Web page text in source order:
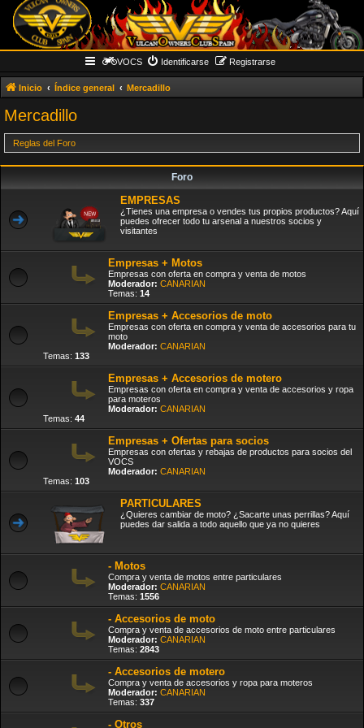
VOCS Identificarse Registrarse
Inicio Índice general Mercadillo
Mercadillo
Reglas del Foro
Foro
EMPRESAS
¿Tienes una empresa o vendes tus propios productos? Aquí
puedes ofrecer todo tu arsenal a nuestros socios y
visitantes
Empresas + Motos
Empresas con oferta en compra y venta de motos
Moderador: CANARIAN
Temas: 14
Empresas + Accesorios de moto
Empresas con oferta en compra y venta de accesorios para tu
moto
Moderador: CANARIAN
Temas: 133
Empresas + Accesorios de motero
Empresas con oferta en compra y venta de accesorios y ropa
para moteros
Moderador: CANARIAN
Temas: 44
Empresas + Ofertas para socios
Empresas con ofertas y rebajas de productos para socios del
VOCS
Moderador: CANARIAN
Temas: 103
PARTICULARES
¿Quieres cambiar de moto? ¿Sacarte unas perrillas? Aquí
puedes dar salida a todo aquello que ya no quieres
- Motos
Compra y venta de motos entre particulares
Moderador: CANARIAN
Temas: 1556
- Accesorios de moto
Compra y venta de accesorios de moto entre particulares
Moderador: CANARIAN
Temas: 2843
- Accesorios de motero
Compra y venta de accesorios y ropa para moteros
Moderador: CANARIAN
Temas: 337
- Otros